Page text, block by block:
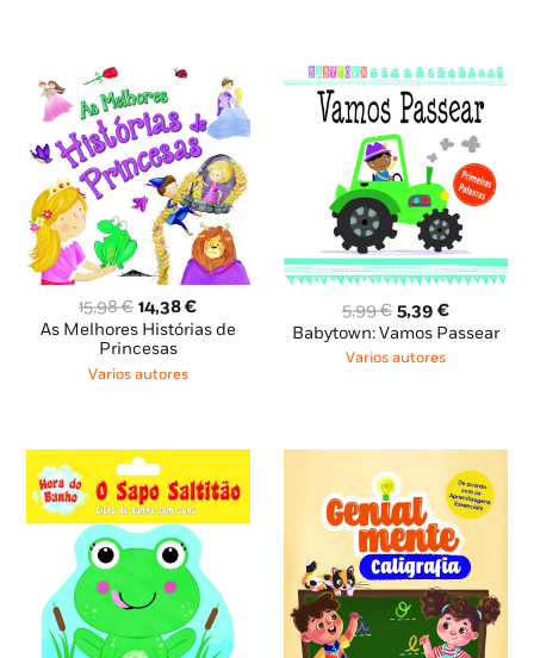
15,98€ O
preço
original
era:
14,38€O
preço
As Melhores Histórias de
Princesas
Varios autores
5,99€ O
preço
original
5,39€O
preço
Babytown: Vamos Passear
Varios autores